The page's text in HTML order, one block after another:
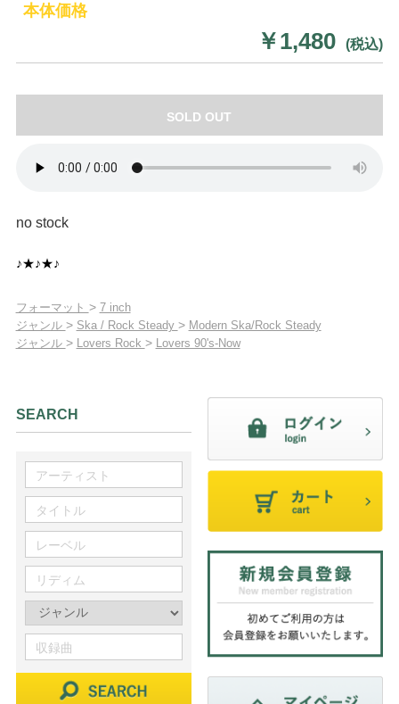
本体価格
￥1,480 (税込)
SOLD OUT
no stock
♪★♪★♪
フォーマット > 7 inch
ジャンル > Ska / Rock Steady > Modern Ska/Rock Steady
ジャンル > Lovers Rock > Lovers 90's-Now
SEARCH